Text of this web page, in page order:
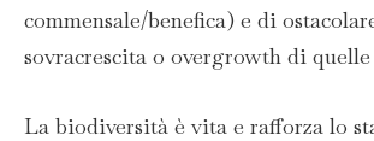
commensale/benefica) e di
sovracrescita o overgrowth di quelle
La biodiversità è vita e rafforza lo